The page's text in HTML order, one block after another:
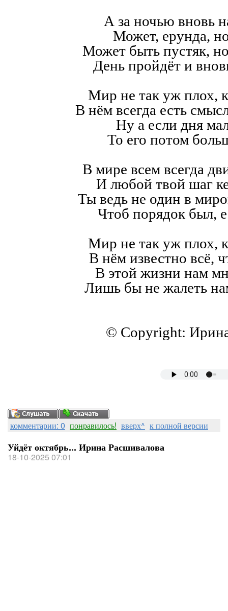
А за ночью вновь
Может, ерунда,
Может быть пустяк,
День пройдёт и
Мир не так уж плох,
В нём всегда есть
Ну а если дня
То его потом
В мире всем всегда
И любой твой шаг
Ты ведь не один в
Чтоб порядок был,
Мир не так уж плох,
В нём известно всё,
В этой жизни нам
Лишь бы не жалеть
© Copyright:
комментарии: 0 понравилось! вверх^ к полной версии
Уйдёт октябрь... Ирина Расшивалова
18-10-2025 07:01